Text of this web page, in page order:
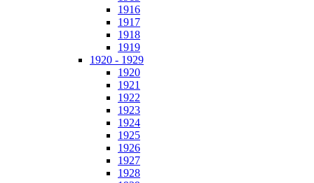
1916
1917
1918
1919
1920 - 1929
1920
1921
1922
1923
1924
1925
1926
1927
1928